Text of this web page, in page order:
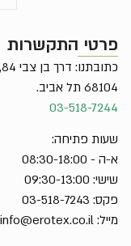
פרטי התקשרות
68104 תל אביב.
03-518-7244
שעות פתיחה:
א-ה - 08:30-18:00
שישי: 09:30-13:00
פקס: 03-518-7243
מייל: info@erotex.co.il